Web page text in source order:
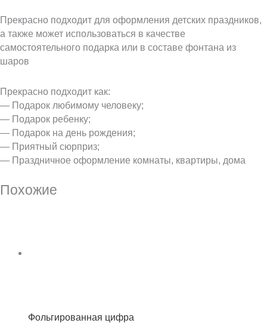
Прекрасно подходит для оформления детских праздников,
а также может использоваться в качестве
самостоятельного подарка или в составе фонтана из
шаров
Прекрасно подходит как:
— Подарок любимому человеку;
— Подарок ребенку;
— Подарок на день рождения;
— Приятный сюрприз;
— Праздничное оформление комнаты, квартиры, дома
Похожие
Фольгированная цифра